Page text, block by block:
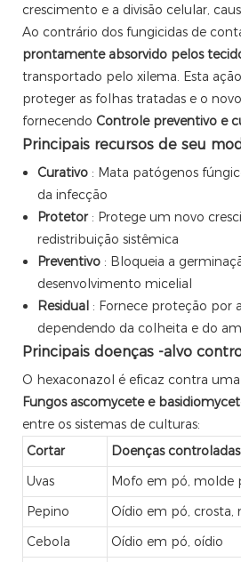
crescimento e a divisão celular,
Ao contrário dos fungicidas de
prontamente absorvido pelos
transportado pelo xilema. Esta
proteger as folhas tratadas e o
fornecendo Controle preventivo e
Principais recursos de seu
Curativo : Mata patógenos
da infecção
Protetor : Protege um novo
redistribuição sistêmica
Preventivo : Bloqueia a
desenvolvimento micelial
Residual : Fornece proteção por
dependendo da colheita e do
Principais doenças -alvo
O hexaconazol é eficaz contra
Fungos ascomycete e
entre os sistemas de culturas:
Cortar
Doenças controladas
Uvas
Mofo em pó, molde
Pepino
Oídio em pó, crosta,
Cebola
Oídio em pó, oídio